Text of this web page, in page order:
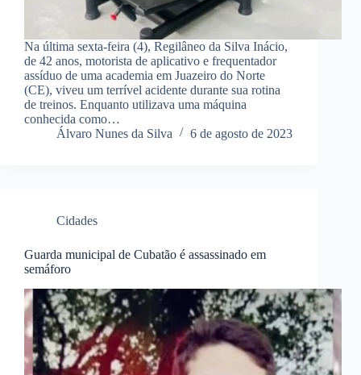
Na última sexta-feira (4), Regilâneo da Silva Inácio,
de 42 anos, motorista de aplicativo e frequentador
assíduo de uma academia em Juazeiro do Norte
(CE), viveu um terrível acidente durante sua rotina
de treinos. Enquanto utilizava uma máquina
conhecida como…
Álvaro Nunes da Silva
6 de agosto de 2023
Cidades
Guarda municipal de Cubatão é assassinado em
semáforo